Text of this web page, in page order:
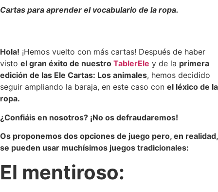
Cartas para aprender el vocabulario de la ropa.
Hola! ¡Hemos vuelto con más cartas! Después de haber
visto el gran éxito de nuestro TablerEle y de la primera
edición de las Ele Cartas: Los animales, hemos decidido
seguir ampliando la baraja, en este caso con el léxico de la
ropa.
¿Confiáis en nosotros? ¡No os defraudaremos!
Os proponemos dos opciones de juego pero, en realidad,
se pueden usar muchísimos juegos tradicionales:
El mentiroso: